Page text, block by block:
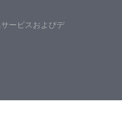
ービスおよびデ